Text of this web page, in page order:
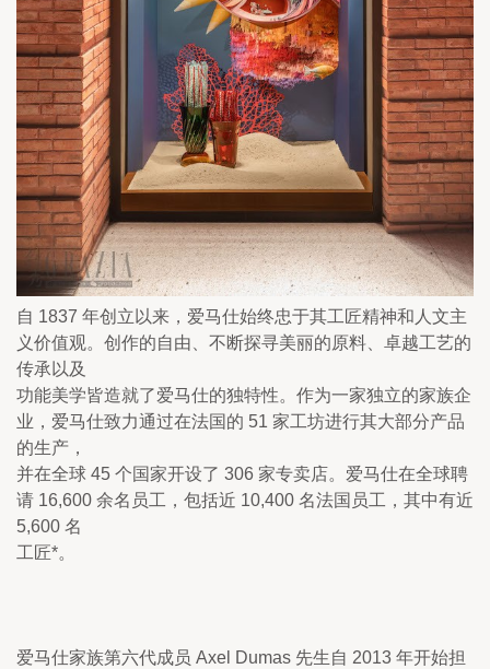
自 1837 年创立以来，爱马仕始终忠于其工匠精神和人文主
义价值观。创作的自由、不断探寻美丽的原料、卓越工艺的
传承以及
功能美学皆造就了爱马仕的独特性。作为一家独立的家族企
业，爱马仕致力通过在法国的 51 家工坊进行其大部分产品
的生产，
并在全球 45 个国家开设了 306 家专卖店。爱马仕在全球聘
请 16,600 余名员工，包括近 10,400 名法国员工，其中有近
5,600 名
工匠*。
爱马仕家族第六代成员 Axel Dumas 先生自 2013 年开始担